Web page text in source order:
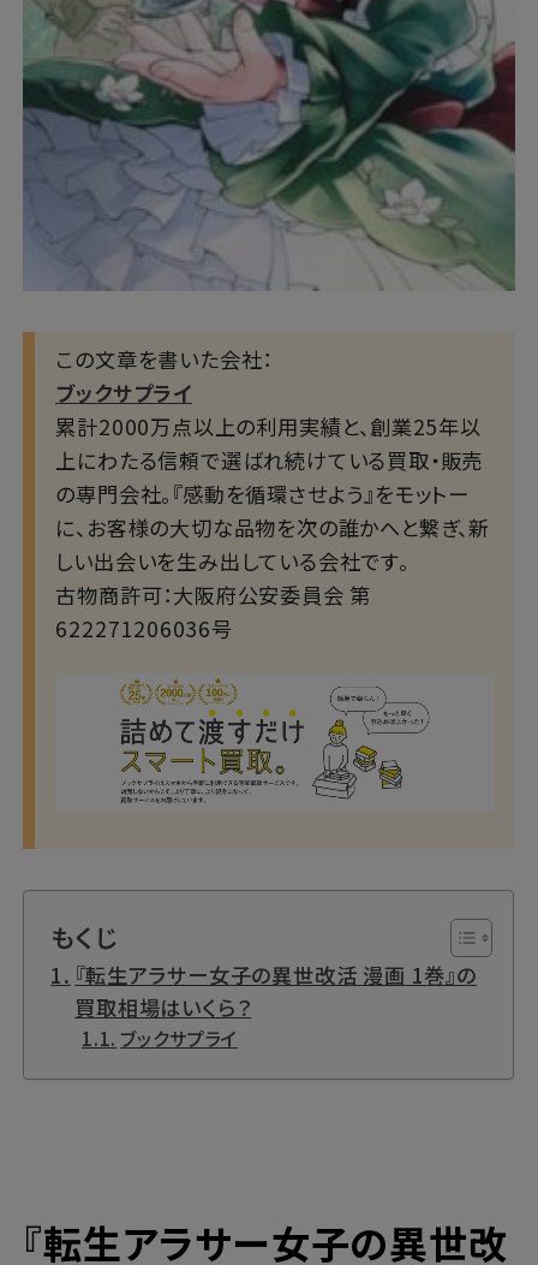
この文章を書いた会社：
ブックサプライ
累計2000万点以上の利用実績と、創業25年以
上にわたる信頼で選ばれ続けている買取・販売
の専門会社。『感動を循環させよう』をモットー
に、お客様の大切な品物を次の誰かへと繋ぎ、新
しい出会いを生み出している会社です。
古物商許可：大阪府公安委員会 第
622271206036号
もくじ
『転生アラサー女子の異世改活 漫画 1巻』の
買取相場はいくら？
ブックサプライ
『転生アラサー女子の異世改